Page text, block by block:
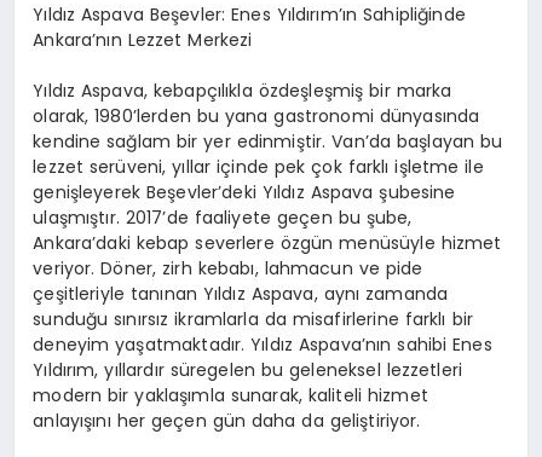
Yıldız Aspava Beşevler: Enes Yıldırım’ın Sahipliğinde
Ankara’nın Lezzet Merkezi
Yıldız Aspava, kebapçılıkla özdeşleşmiş bir marka
olarak, 1980’lerden bu yana gastronomi dünyasında
kendine sağlam bir yer edinmiştir. Van’da başlayan bu
lezzet serüveni, yıllar içinde pek çok farklı işletme ile
genişleyerek Beşevler’deki Yıldız Aspava şubesine
ulaşmıştır. 2017’de faaliyete geçen bu şube,
Ankara’daki kebap severlere özgün menüsüyle hizmet
veriyor. Döner, zirh kebabı, lahmacun ve pide
çeşitleriyle tanınan Yıldız Aspava, aynı zamanda
sunduğu sınırsız ikramlarla da misafirlerine farklı bir
deneyim yaşatmaktadır. Yıldız Aspava’nın sahibi Enes
Yıldırım, yıllardır süregelen bu geleneksel lezzetleri
modern bir yaklaşımla sunarak, kaliteli hizmet
anlayışını her geçen gün daha da geliştiriyor.